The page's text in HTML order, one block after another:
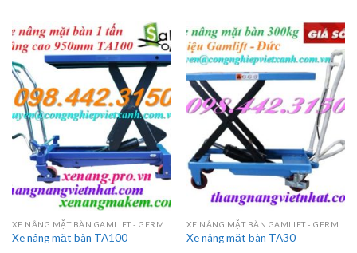
Xe nâng mặt bàn TA100 Xe nâng mặt bàn TA30